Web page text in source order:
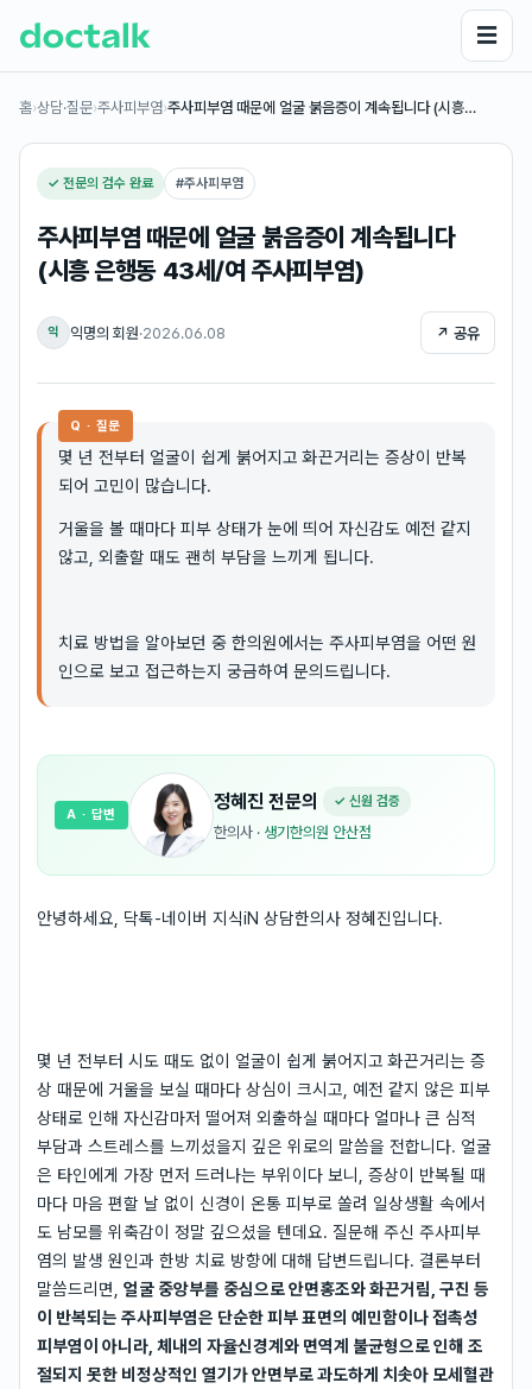
☰
홈›상담·질문›주사피부염›주사피부염 때문에 얼굴 붉음증이 계속됩니다 (시흥…
✓ 전문의 검수 완료 #주사피부염
주사피부염 때문에 얼굴 붉음증이 계속됩니다
(시흥 은행동 43세/여 주사피부염)
익 익명의 회원·2026.06.08 ↗ 공유
Q · 질문
몇 년 전부터 얼굴이 쉽게 붉어지고 화끈거리는 증상이 반복
되어 고민이 많습니다.
거울을 볼 때마다 피부 상태가 눈에 띄어 자신감도 예전 같지
않고, 외출할 때도 괜히 부담을 느끼게 됩니다.
치료 방법을 알아보던 중 한의원에서는 주사피부염을 어떤 원
인으로 보고 접근하는지 궁금하여 문의드립니다.
정혜진 전문의 ✓ 신원 검증
한의사 · 생기한의원 안산점
A · 답변
안녕하세요, 닥톡-네이버 지식iN 상담한의사 정혜진입니다.
몇 년 전부터 시도 때도 없이 얼굴이 쉽게 붉어지고 화끈거리는 증
상 때문에 거울을 보실 때마다 상심이 크시고, 예전 같지 않은 피부
상태로 인해 자신감마저 떨어져 외출하실 때마다 얼마나 큰 심적
부담과 스트레스를 느끼셨을지 깊은 위로의 말씀을 전합니다. 얼굴
은 타인에게 가장 먼저 드러나는 부위이다 보니, 증상이 반복될 때
마다 마음 편할 날 없이 신경이 온통 피부로 쏠려 일상생활 속에서
도 남모를 위축감이 정말 깊으셨을 텐데요. 질문해 주신 주사피부
염의 발생 원인과 한방 치료 방향에 대해 답변드립니다. 결론부터
말씀드리면, 얼굴 중앙부를 중심으로 안면홍조와 화끈거림, 구진 등
이 반복되는 주사피부염은 단순한 피부 표면의 예민함이나 접촉성
피부염이 아니라, 체내의 자율신경계와 면역계 불균형으로 인해 조
절되지 못한 비정상적인 열기가 안면부로 과도하게 치솟아 모세혈관